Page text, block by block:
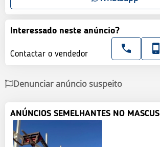
Interessado neste anúncio?
Contactar o vendedor
Denunciar anúncio suspeito
ANÚNCIOS SEMELHANTES NO MASCUS